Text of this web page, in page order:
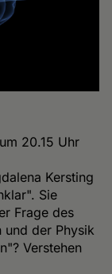
20.15 Uhr
Kersting
Sie
Frage des
und der Physik
Verstehen